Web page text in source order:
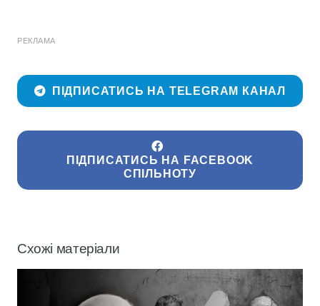
РЕКЛАМА
ПІДПИСАТИСЬ НА TELEGRAM КАНАЛ
ПІДПИСАТИСЬ НА FACEBOOK
СПІЛЬНОТУ
Схожі матеріали